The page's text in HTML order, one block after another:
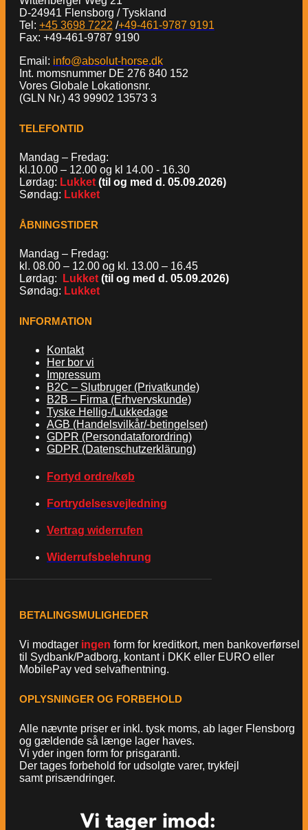
D-24941 Flensborg / Tyskland
Tel: +45 3698 7222 /+49-461-9787 9191
Fax: +49-461-9787 9190
Email: info@absolut-horse.dk
Int. momsnummer DE 276 840 152
Vores Globale Lokationsnr.
(GLN Nr.) 43 99902 13573 3
TELEFONTID
Mandag – Fredag:
kl.10.00 – 12.00 og kl 14.00 - 16.30
Lørdag: Lukket (til og med d. 05.09.2026)
Søndag: Lukket
ÅBNINGSTIDER
Mandag – Fredag:
kl. 08.00 – 12.00 og kl. 13.00 – 16.45
Lørdag:
Lukket (til og med d. 05.09.2026)
Søndag: Lukket
INFORMATION
Kontakt
Her bor vi
Impressum
B2C – Slutbruger (Privatkunde)
B2B – Firma (Erhvervskunde)
Tyske Hellig-/Lukkedage
AGB (Handelsvilkår/-betingelser)
GDPR (Persondataforordring)
GDPR (Datenschutzerklärung)
Fortyd ordre/køb
Fortrydelsesvejledning
Vertrag widerrufen
Widerrufsbelehrung
BETALINGSMULIGHEDER
Vi modtager ingen form for kreditkort, men bankoverførsel
til Sydbank/Padborg, kontant i DKK eller EURO eller
MobilePay ved selvafhentning.
OPLYSNINGER OG FORBEHOLD
Alle nævnte priser er inkl. tysk moms, ab lager Flensborg
og gældende så længe lager haves.
Vi yder ingen form for prisgaranti.
Der tages forbehold for udsolgte varer, trykfejl
samt prisændringer.